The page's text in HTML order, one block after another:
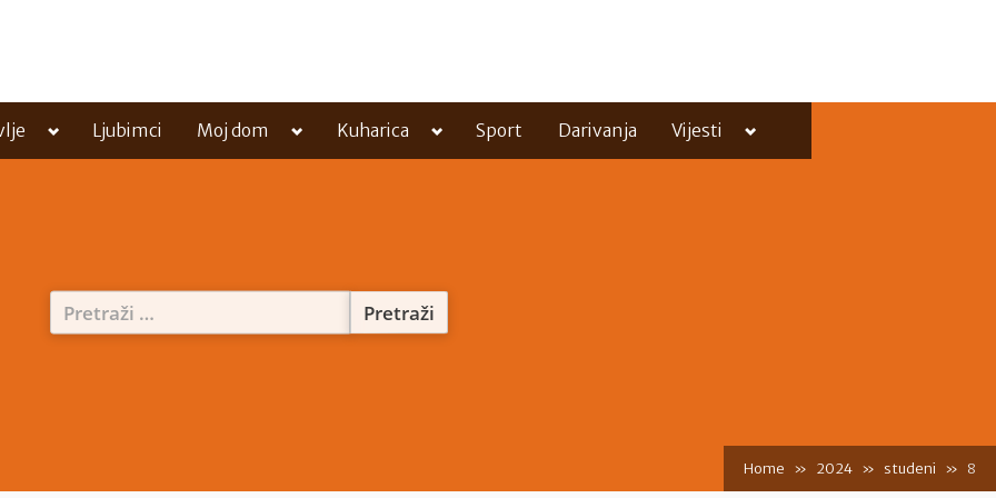
Toggle
menu
Ljubimci Moj dom Toggle
menu
Kuharica Toggle
menu
Sport Darivanja Vijesti Toggle
menu
Pretraži:
Home 2024 studeni 8